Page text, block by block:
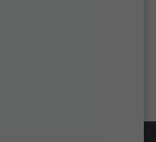
ormari i
prema veličini